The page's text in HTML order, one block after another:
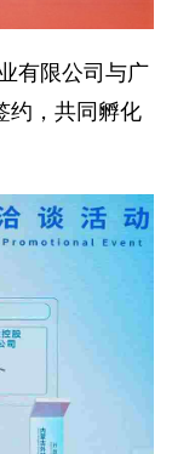
有限公司与广
约，共同孵化